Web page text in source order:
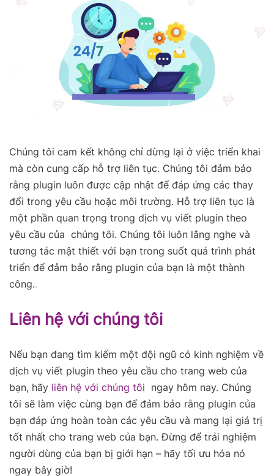
Chúng tôi cam kết không chỉ dừng lại ở việc triển khai
mà còn cung cấp hỗ trợ liên tục. Chúng tôi đảm bảo
rằng plugin luôn được cập nhật để đáp ứng các thay
đổi trong yêu cầu hoặc môi trường. Hỗ trợ liên tục là
một phần quan trọng trong dịch vụ viết plugin theo
yêu cầu của chúng tôi. Chúng tôi luôn lắng nghe và
tương tác mật thiết với bạn trong suốt quá trình phát
triển để đảm bảo rằng plugin của bạn là một thành
công..
Liên hệ với chúng tôi
Nếu bạn đang tìm kiếm một đội ngũ có kinh nghiệm về
dịch vụ viết plugin theo yêu cầu cho trang web của
bạn, hãy liên hệ với chúng tôi ngay hôm nay. Chúng
tôi sẽ làm việc cùng bạn để đảm bảo rằng plugin của
bạn đáp ứng hoàn toàn các yêu cầu và mang lại giá trị
tốt nhất cho trang web của bạn. Đừng để trải nghiệm
người dùng của bạn bị giới hạn – hãy tối ưu hóa nó
ngay bây giờ!